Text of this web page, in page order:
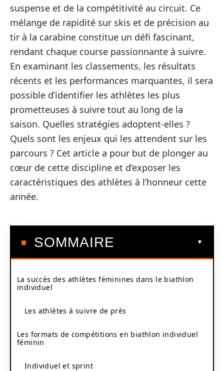
suspense et de la compétitivité au circuit. Ce
mélange de rapidité sur skis et de précision au
tir à la carabine constitue un défi fascinant,
rendant chaque course passionnante à suivre.
En examinant les classements, les résultats
récents et les performances marquantes, il sera
possible d’identifier les athlètes les plus
prometteuses à suivre tout au long de la
saison. Quelles stratégies adoptent-elles ?
Quels sont les enjeux qui les attendent sur les
parcours ? Cet article a pour but de plonger au
cœur de cette discipline et d’exposer les
caractéristiques des athlètes à l’honneur cette
année.
SOMMAIRE
La succès des athlètes féminines dans le biathlon
individuel
Les athlètes à suivre de près
Les formats de compétitions en biathlon individuel
féminin
Individuel et sprint